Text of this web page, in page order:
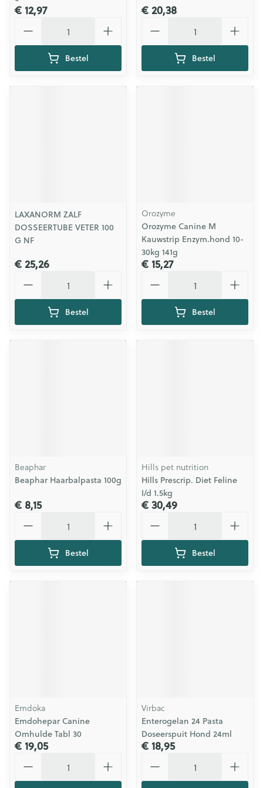
€ 12,97
Bestel
€ 20,38
Bestel
LAXANORM ZALF
DOSSEERTUBE VETER 100
G NF
€ 25,26
Bestel
Orozyme
Orozyme Canine M
Kauwstrip Enzym.hond 10-
30kg 141g
€ 15,27
Bestel
Beaphar
Beaphar Haarbalpasta 100g
€ 8,15
Bestel
Hills pet nutrition
Hills Prescrip. Diet Feline
I/d 1.5kg
€ 30,49
Bestel
Emdoka
Emdohepar Canine
Omhulde Tabl 30
€ 19,05
Virbac
Enterogelan 24 Pasta
Doseerspuit Hond 24ml
€ 18,95